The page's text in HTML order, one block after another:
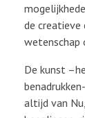
de creatieve
wetenschap
De kunst
altijd van